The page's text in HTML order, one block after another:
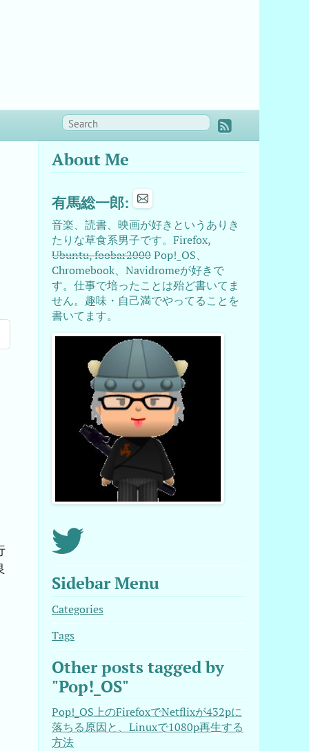
About Me
有馬総一郎:
音楽、読書、映画が好きというありき
たりな草食系男子です。Firefox,
Ubuntu, foobar2000Pop!_OS、
Chromebook、Navidromeが好きで
す。仕事で培ったことは殆ど書いてま
せん。趣味・自己満でやってることを
書いてます。
Sidebar Menu
Categories
Tags
Other posts tagged by
"Pop!_OS"
Pop!_OS上のFirefoxでNetflixが432pに
落ちる原因と、Linuxで1080p再生する
方法